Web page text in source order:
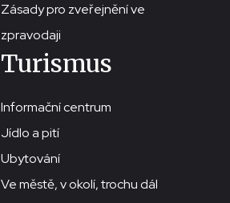
Zásady pro zveřejnění ve
zpravodaji
Turismus
Informační centrum
Jídlo a pití
Ubytování
Ve městě, v okolí, trochu dál